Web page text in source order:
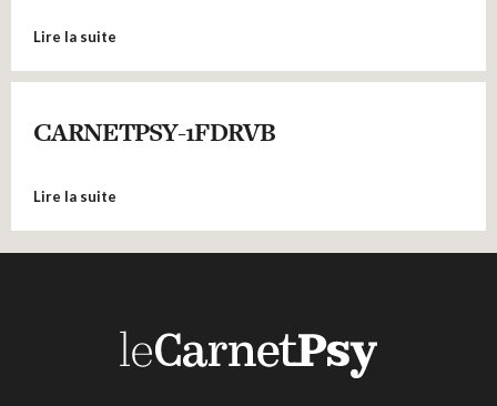
Lire la suite
CARNETPSY-1FDRVB
Lire la suite